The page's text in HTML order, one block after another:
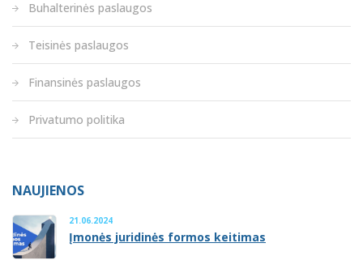
Buhalterinės paslaugos
Teisinės paslaugos
Finansinės paslaugos
Privatumo politika
NAUJIENOS
21.06.2024
Įmonės juridinės formos keitimas